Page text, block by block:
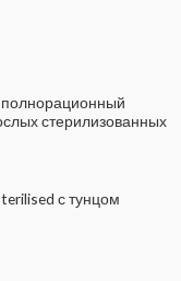
стерилизованных
с тунцом